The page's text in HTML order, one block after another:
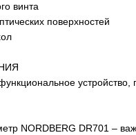
винта
поверхностей
NORDBERG DR701 –